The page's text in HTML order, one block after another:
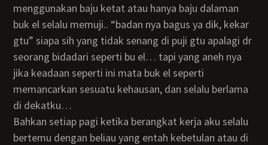
menggunakan baju ketat atau hanya baju dalaman
buk el selalu memuji.. “badan nya bagus ya dik, kekar
gtu” siapa sih yang tidak senang di puji gtu apalagi dr
seorang bidadari seperti bu el… tapi yang aneh nya
jika keadaan seperti ini mata buk el seperti
memancarkan sesuatu kehausan, dan selalu berlama
di dekatku…
bahkan setiap pagi ketika berangkat kerja aku selalu
bertemu dengan beliau yang entah kebetulan atau di